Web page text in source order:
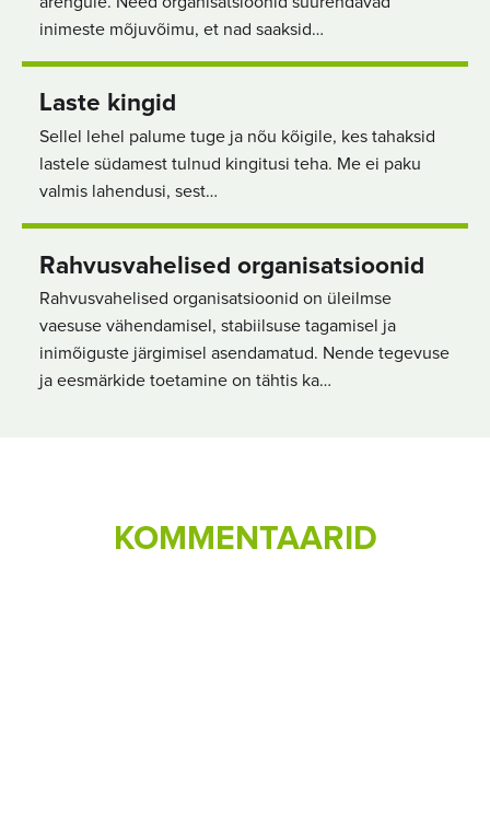
inimeste mõjuvõimu, et nad saaksid…
Laste kingid
Sellel lehel palume tuge ja nõu kõigile, kes tahaksid
lastele südamest tulnud kingitusi teha. Me ei paku
valmis lahendusi, sest…
Rahvusvahelised organisatsioonid
Rahvusvahelised organisatsioonid on üleilmse
vaesuse vähendamisel, stabiilsuse tagamisel ja
inimõiguste järgimisel asendamatud. Nende tegevuse
ja eesmärkide toetamine on tähtis ka…
KOMMENTAARID